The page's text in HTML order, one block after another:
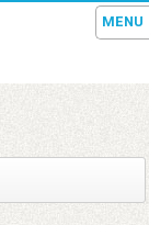
MENU